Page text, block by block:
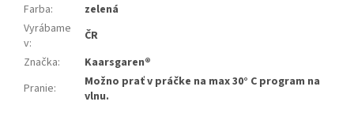
Farba:
zelená
Vyrábame
v:
ČR
Značka:
Kaarsgaren®
Pranie:
Možno prať v práčke na max 30° C program na
vlnu.